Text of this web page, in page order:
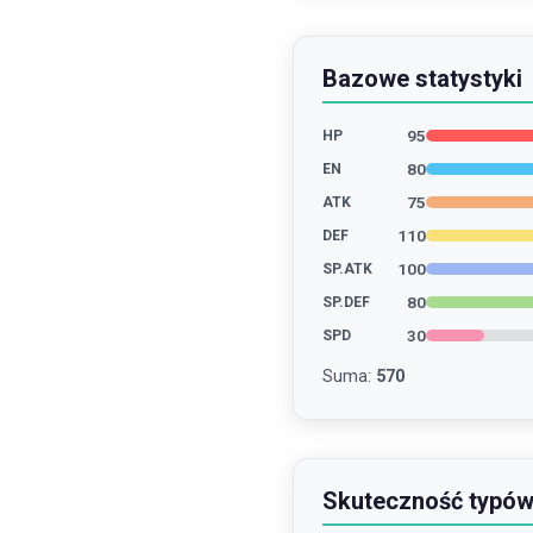
Bazowe statystyki
HP 95
EN 80
ATK 75
DEF 110
SP.ATK 100
SP.DEF 80
SPD 30
Suma: 570
Skuteczność typów